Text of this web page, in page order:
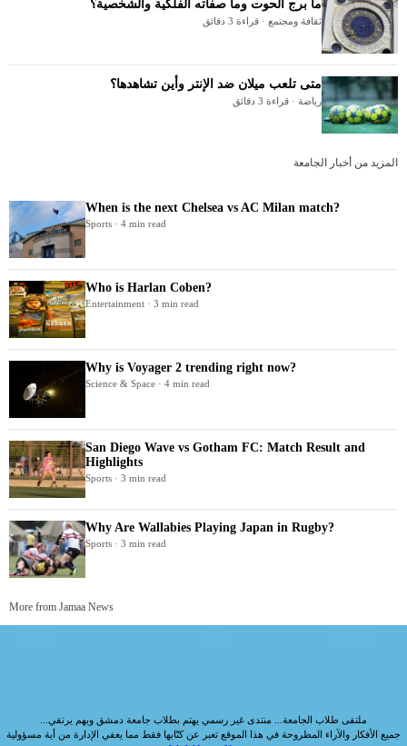
ما برج الحوت وما صفاته الفلكية والشخصية؟
ثقافة ومجتمع · قراءة 3 دقائق
متى تلعب ميلان ضد الإنتر وأين تشاهدها؟
رياضة · قراءة 3 دقائق
المزيد من أخبار الجامعة
When is the next Chelsea vs AC Milan match?
Sports · 4 min read
Who is Harlan Coben?
Entertainment · 3 min read
Why is Voyager 2 trending right now?
Science & Space · 4 min read
San Diego Wave vs Gotham FC: Match Result and
Highlights
Sports · 3 min read
Why Are Wallabies Playing Japan in Rugby?
Sports · 3 min read
More from Jamaa News
ملتقى طلاب الجامعة... منتدى غير رسمي يهتم بطلاب جامعة دمشق وبهم يرتقي...
جميع الأفكار والآراء المطروحة في هذا الموقع تعبر عن كتّابها فقط مما يعفي الإدارة من أية مسؤولية